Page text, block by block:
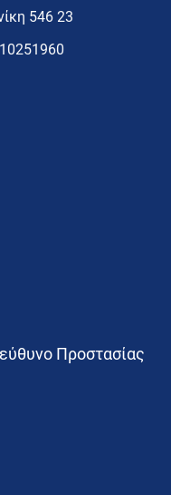
546 23
Προστασίας